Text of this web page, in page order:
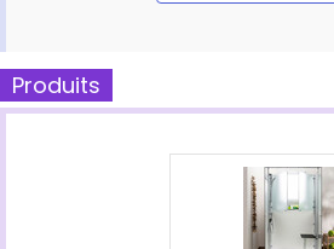
Produits